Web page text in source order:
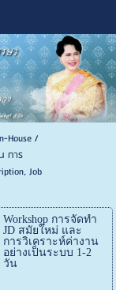
House /
การ
Job
Workshop การจัดทำ
JD สมัยใหม่ และ
การวิเคราะห์ค่างาน
อย่างเป็นระบบ 1-2
วัน